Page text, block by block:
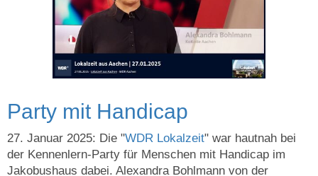
Party mit Handicap
27. Januar 2025: Die "WDR Lokalzeit" war hautnah bei
der Kennenlern-Party für Menschen mit Handicap im
Jakobushaus dabei. Alexandra Bohlmann von der